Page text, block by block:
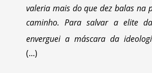
valeria mais do que dez balas na
caminho. Para salvar a elite
enverguei a máscara da
(...)